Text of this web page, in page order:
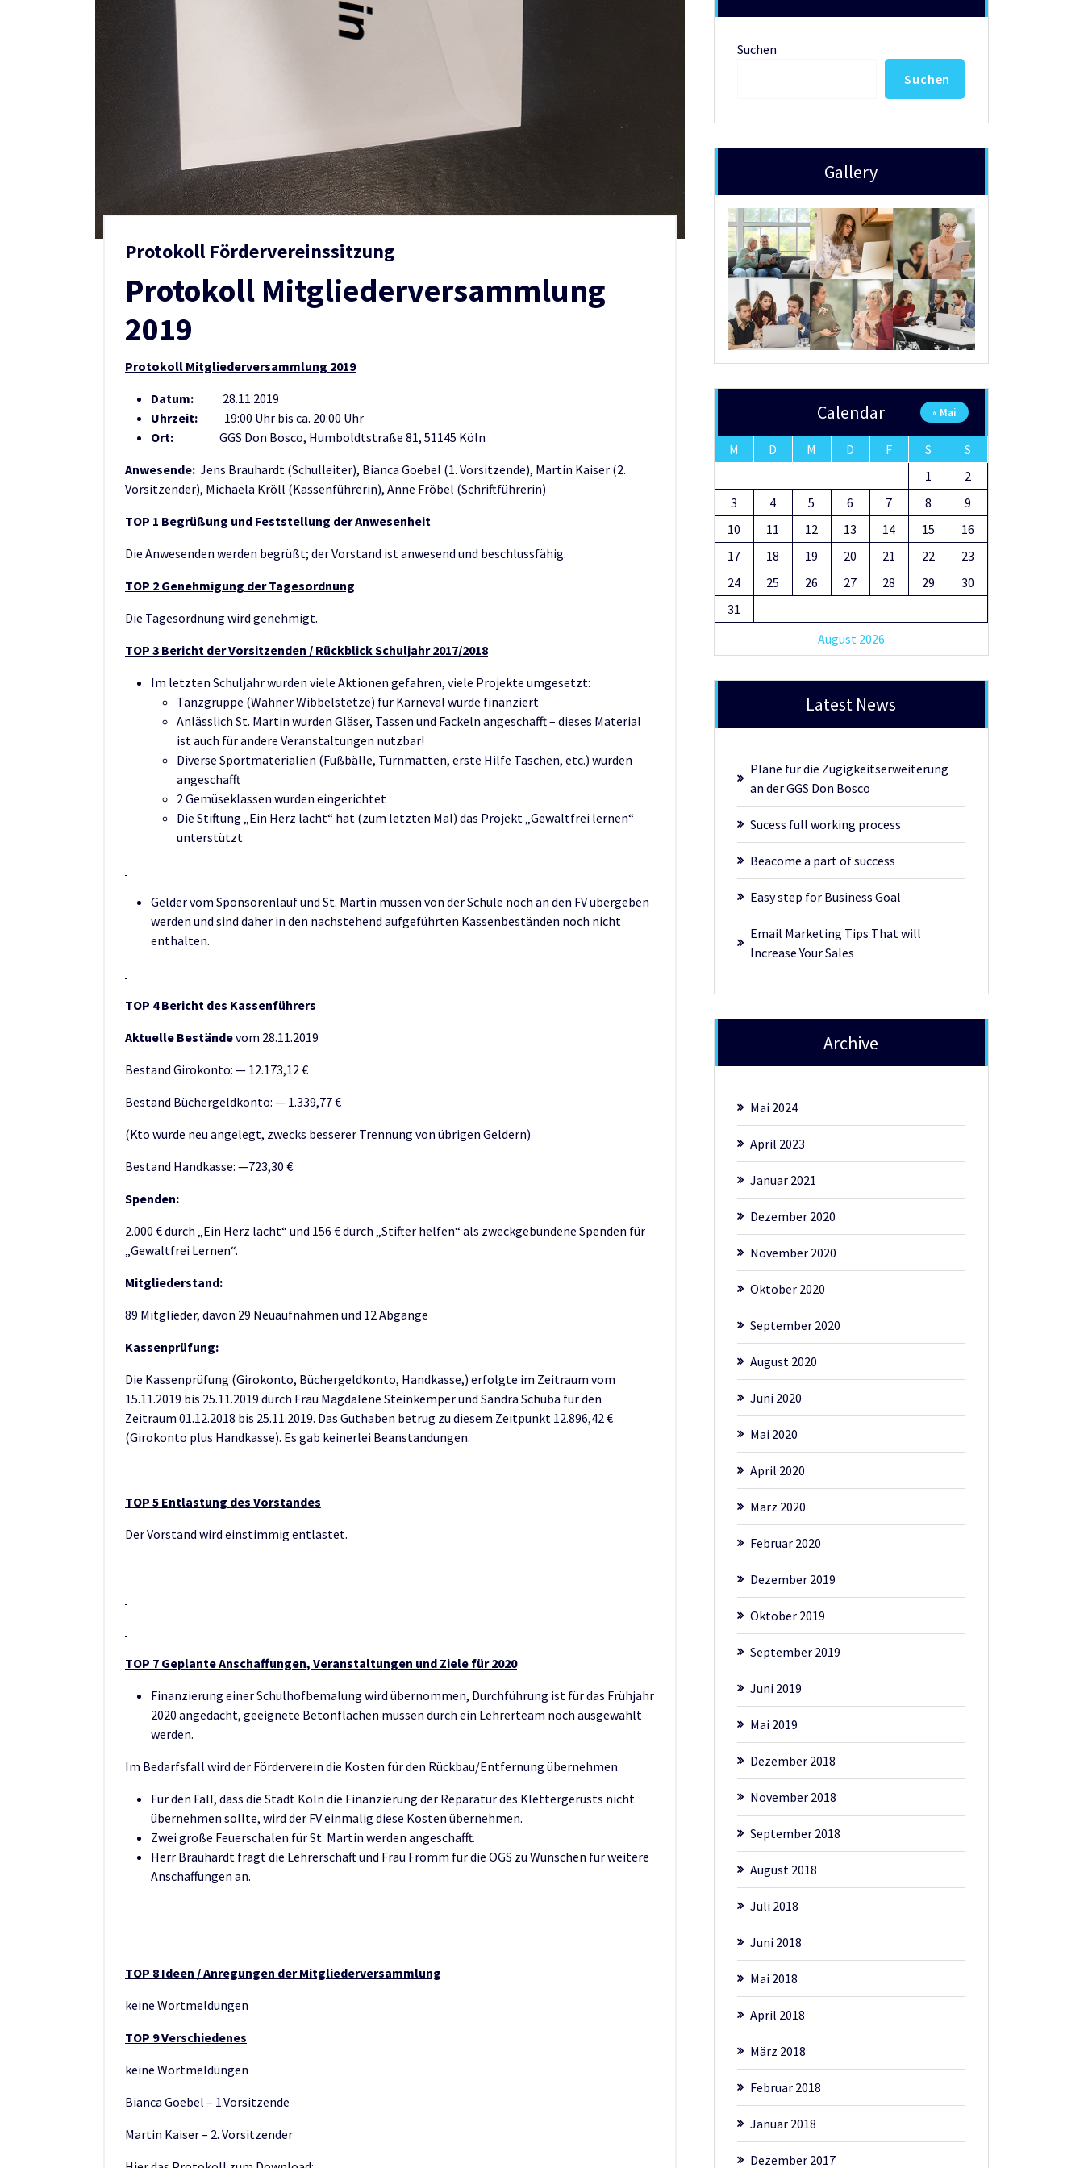
Protokoll Fördervereinssitzung
Protokoll Mitgliederversammlung
2019
Protokoll Mitgliederversammlung 2019
Datum: 28.11.2019
Uhrzeit: 19:00 Uhr bis ca. 20:00 Uhr
Ort: GGS Don Bosco, Humboldtstraße 81, 51145 Köln
Anwesende: Jens Brauhardt (Schulleiter), Bianca Goebel (1. Vorsitzende), Martin Kaiser (2.
Vorsitzender), Michaela Kröll (Kassenführerin), Anne Fröbel (Schriftführerin)
TOP 1 Begrüßung und Feststellung der Anwesenheit
Die Anwesenden werden begrüßt; der Vorstand ist anwesend und beschlussfähig.
TOP 2 Genehmigung der Tagesordnung
Die Tagesordnung wird genehmigt.
TOP 3 Bericht der Vorsitzenden / Rückblick Schuljahr 2017/2018
Im letzten Schuljahr wurden viele Aktionen gefahren, viele Projekte umgesetzt:
Tanzgruppe (Wahner Wibbelstetze) für Karneval wurde finanziert
Anlässlich St. Martin wurden Gläser, Tassen und Fackeln angeschafft – dieses Material
ist auch für andere Veranstaltungen nutzbar!
Diverse Sportmaterialien (Fußbälle, Turnmatten, erste Hilfe Taschen, etc.) wurden
angeschafft
2 Gemüseklassen wurden eingerichtet
Die Stiftung „Ein Herz lacht“ hat (zum letzten Mal) das Projekt „Gewaltfrei lernen“
unterstützt
Gelder vom Sponsorenlauf und St. Martin müssen von der Schule noch an den FV übergeben
werden und sind daher in den nachstehend aufgeführten Kassenbeständen noch nicht
enthalten.
TOP 4 Bericht des Kassenführers
Aktuelle Beständevom 28.11.2019
Bestand Girokonto: — 12.173,12 €
Bestand Büchergeldkonto: — 1.339,77 €
(Kto wurde neu angelegt, zwecks besserer Trennung von übrigen Geldern)
Bestand Handkasse: —723,30 €
Spenden:
2.000 € durch „Ein Herz lacht“ und 156 € durch „Stifter helfen“ als zweckgebundene Spenden für
„Gewaltfrei Lernen“.
Mitgliederstand:
89 Mitglieder, davon 29 Neuaufnahmen und 12 Abgänge
Kassenprüfung:
Die Kassenprüfung (Girokonto, Büchergeldkonto, Handkasse,) erfolgte im Zeitraum vom
15.11.2019 bis 25.11.2019 durch Frau Magdalene Steinkemper und Sandra Schuba für den
Zeitraum 01.12.2018 bis 25.11.2019. Das Guthaben betrug zu diesem Zeitpunkt 12.896,42 €
(Girokonto plus Handkasse). Es gab keinerlei Beanstandungen.
TOP 5 Entlastung des Vorstandes
Der Vorstand wird einstimmig entlastet.
TOP 7 Geplante Anschaffungen, Veranstaltungen und Ziele für 2020
Finanzierung einer Schulhofbemalung wird übernommen, Durchführung ist für das Frühjahr
2020 angedacht, geeignete Betonflächen müssen durch ein Lehrerteam noch ausgewählt
werden.
Im Bedarfsfall wird der Förderverein die Kosten für den Rückbau/Entfernung übernehmen.
Für den Fall, dass die Stadt Köln die Finanzierung der Reparatur des Klettergerüsts nicht
übernehmen sollte, wird der FV einmalig diese Kosten übernehmen.
Zwei große Feuerschalen für St. Martin werden angeschafft.
Herr Brauhardt fragt die Lehrerschaft und Frau Fromm für die OGS zu Wünschen für weitere
Anschaffungen an.
TOP 8 Ideen / Anregungen der Mitgliederversammlung
keine Wortmeldungen
TOP 9 Verschiedenes
keine Wortmeldungen
Bianca Goebel – 1.Vorsitzende
Martin Kaiser – 2. Vorsitzender
Suchen
Suchen
Gallery
Calendar
August 2026
M D M D F S
S
1
2
3
4 5 6 7 8
9
10
11 12 13 14 15
16
17
18 19 20 21 22
23
24
25 26 27 28 29
30
31
« Mai
Latest News
Pläne für die Zügigkeitserweiterung
an der GGS Don Bosco
Sucess full working process
Beacome a part of success
Easy step for Business Goal
Email Marketing Tips That will
Increase Your Sales
Archive
Mai 2024
April 2023
Januar 2021
Dezember 2020
November 2020
Oktober 2020
September 2020
August 2020
Juni 2020
Mai 2020
April 2020
März 2020
Februar 2020
Dezember 2019
Oktober 2019
September 2019
Juni 2019
Mai 2019
Dezember 2018
November 2018
September 2018
August 2018
Juli 2018
Juni 2018
Mai 2018
April 2018
März 2018
Februar 2018
Januar 2018
Dezember 2017